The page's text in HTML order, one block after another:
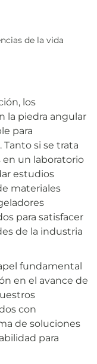
de la vida
los
la piedra angular
para
Tanto si se trata
en un laboratorio
estudios
materiales
para satisfacer
de la industria
fundamental
en el avance de
con
de soluciones
para